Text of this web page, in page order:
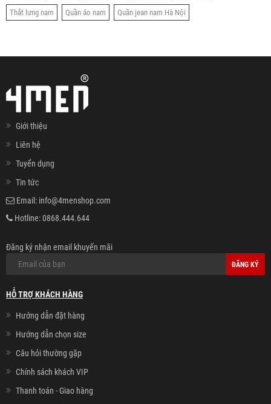
Thắt lưng nam Quần áo nam Quần jean nam Hà Nội
Giới thiệu
Liên hệ
Tuyển dụng
Tin tức
Email: info@4menshop.com
Hotline:0868.444.644
Đăng ký nhận email khuyến mãi
ĐĂNG KÝ
HỖ TRỢ KHÁCH HÀNG
Hướng dẫn đặt hàng
Hướng dẫn chọn size
Câu hỏi thường gặp
Chính sách khách VIP
Thanh toán - Giao hàng